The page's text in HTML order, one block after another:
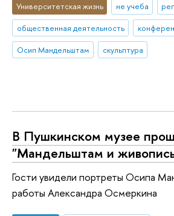
Университетская жизнь не учеба
общественная деятельность
Осип Мандельштам
скульптура
В Пушкинском музее
"Мандельштам и
Гости увидели портреты Осипа
работы Александра Осмеркина